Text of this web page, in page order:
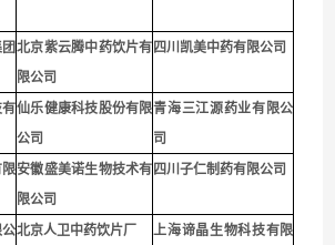
北京紫云腾中药饮片有
限公司
四川凯美中药有限公司
仙乐健康科技股份有限
公司
青海三江源药业有限公
司
安徽盛美诺生物技术有
限公司
四川子仁制药有限公司
北京人卫中药饮片厂
上海谛晶生物科技有限